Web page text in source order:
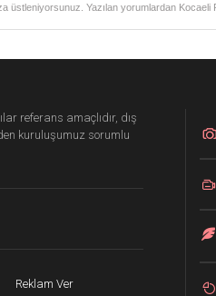
üstleniyorsunuz. Yazılan yorumlardan
referans amaçlıdır, dış
kuruluşumuz sorumlu
Reklam Ver